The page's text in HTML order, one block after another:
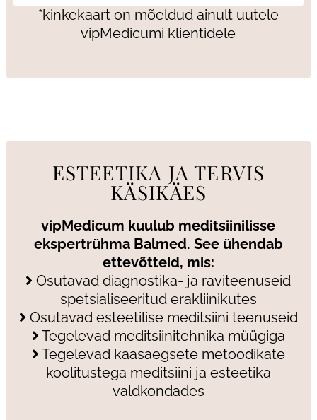
*kinkekaart on mõeldud ainult uutele
vipMedicumi klientidele
ESTEETIKA JA TERVIS
KÄSIKÄES
vipMedicum kuulub meditsiinilisse
ekspertrühma Balmed. See ühendab
ettevõtteid, mis:
Osutavad diagnostika- ja raviteenuseid
spetsialiseeritud erakliinikutes
Osutavad esteetilise meditsiini teenuseid
Tegelevad meditsiinitehnika müügiga
Tegelevad kaasaegsete metoodikate
koolitustega meditsiini ja esteetika
valdkondades